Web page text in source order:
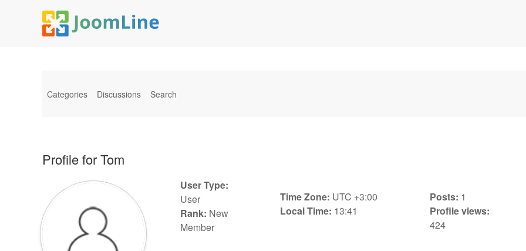
Categories Discussions Search
Profile for Tom
User Type:
User
Rank: New
Member
Time Zone: UTC +3:00
Local Time: 13:41
Posts: 1
Profile views:
424